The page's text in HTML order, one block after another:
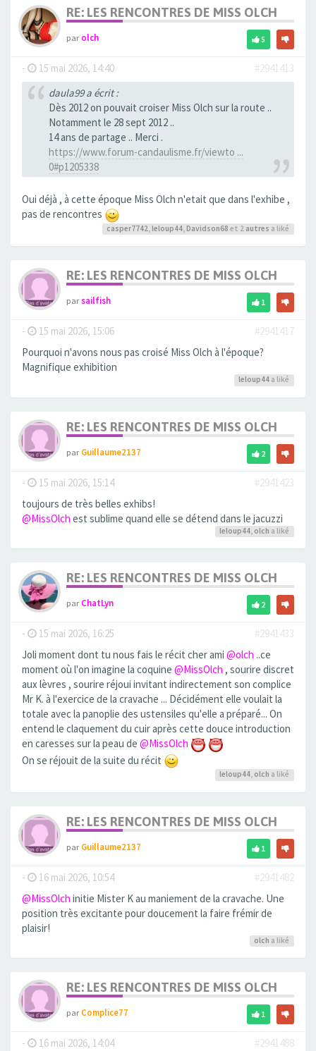
RE: LES RENCONTRES DE MISS OLCH
parolch 5
- 15 mai 2026, 14:40
#2941413
daula99 a écrit :
Dès 2012 on pouvait croiser Miss Olch sur la route ..
Notamment le 28 sept 2012 ..
14 ans de partage .. Merci .
https://www.forum-candaulisme.fr/viewto ...
0#p1205338
Oui déjà , à cette époque Miss Olch n'etait que dans l'exhibe ,
pas de rencontres
casper7742 leloup44 Davidson68 et 2 autres a liké
RE: LES RENCONTRES DE MISS OLCH
parsailfish 1
- 15 mai 2026, 15:06
#2941417
Pourquoi n'avons nous pas croisé Miss Olch à l'époque?
Magnifique exhibition
leloup44 a liké
RE: LES RENCONTRES DE MISS OLCH
parGuillaume2137 2
- 15 mai 2026, 15:14
#2941423
toujours de très belles exhibs!
@MissOlch est sublime quand elle se détend dans le jacuzzi
leloup44, olch a liké
RE: LES RENCONTRES DE MISS OLCH
parChatLyn 2
- 15 mai 2026, 16:25
#2941433
Joli moment dont tu nous fais le récit cher ami @olch ..ce
moment où l'on imagine la coquine @MissOlch , sourire discret
aux lèvres , sourire réjoui invitant indirectement son complice
Mr K. à l'exercice de la cravache ... Décidément elle voulait la
totale avec la panoplie des ustensiles qu'elle a préparé... On
entend le claquement du cuir après cette douce introduction
en caresses sur la peau de @MissOlch
On se réjouit de la suite du récit
leloup44, olch a liké
RE: LES RENCONTRES DE MISS OLCH
parGuillaume2137 1
- 16 mai 2026, 10:54
#2941482
@MissOlch initie Mister K au maniement de la cravache. Une
position très excitante pour doucement la faire frémir de
plaisir!
olch a liké
RE: LES RENCONTRES DE MISS OLCH
parComplice77 1
- 16 mai 2026, 14:04
#2941488